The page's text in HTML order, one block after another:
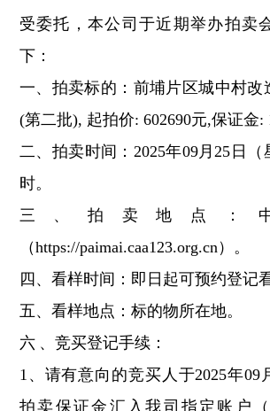
受委托，本公司于近期举办拍卖
下：
一、拍卖标的： 前埔片区城中村改
(第二批), 起拍价: 602690元,保证金:
二、拍卖时间： 2025年09月25日（
时。
三、拍卖地点：
（https://paimai.caa123.org.cn）。
四、看样时间：即日起可预约登记
五、看样地点：标的物所在地。
六 、竞买登记手续：
1、请有意向的竞买人于2025年09
拍卖保证金汇入我司指定账户